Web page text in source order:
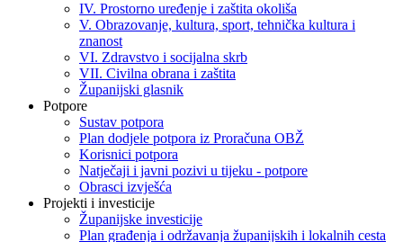
IV. Prostorno uređenje i zaštita okoliša
V. Obrazovanje, kultura, sport, tehnička kultura i
znanost
VI. Zdravstvo i socijalna skrb
VII. Civilna obrana i zaštita
Županijski glasnik
Potpore
Sustav potpora
Plan dodjele potpora iz Proračuna OBŽ
Korisnici potpora
Natječaji i javni pozivi u tijeku - potpore
Obrasci izvješća
Projekti i investicije
Županijske investicije
Plan građenja i održavanja županijskih i lokalnih cesta